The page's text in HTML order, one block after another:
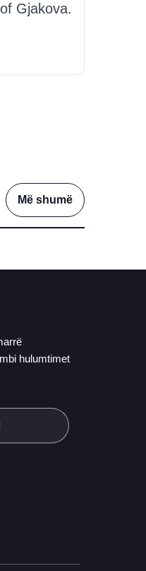
Gjakova.
Më shumë
hulumtimet